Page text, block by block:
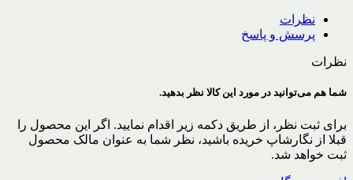
نظرات
پرسش و پاسخ
نظرات
شما هم می‌توانید در مورد این کالا نظر بدهید.
برای ثبت نظر، از طریق دکمه زیر اقدام نمایید. اگر این محصول را
قبلا از نگارشاپ خریده باشید، نظر شما به عنوان مالک محصول
ثبت خواهد شد.